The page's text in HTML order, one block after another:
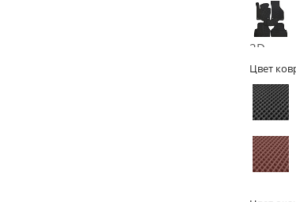
2D -
без
бортов
Цвет